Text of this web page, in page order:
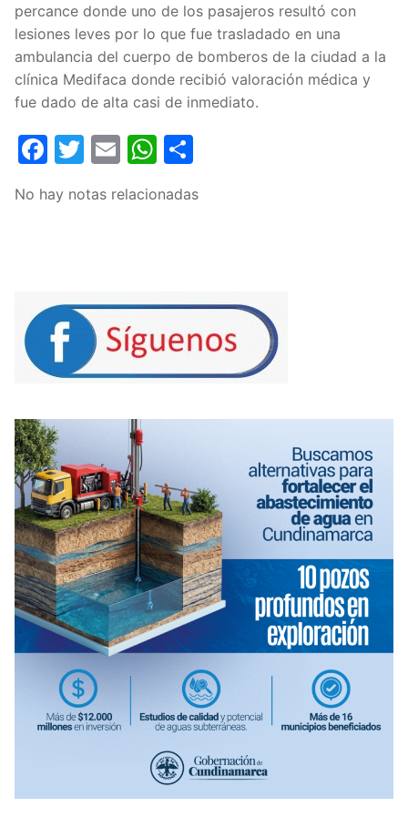
percance donde uno de los pasajeros resultó con
lesiones leves por lo que fue trasladado en una
ambulancia del cuerpo de bomberos de la ciudad a la
clínica Medifaca donde recibió valoración médica y
fue dado de alta casi de inmediato.
Facebook
Twitter
EmailWhatsApp
No hay notas relacionadas